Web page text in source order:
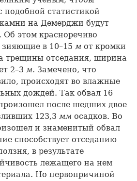
подобной статистикой
на Демерджи будут
Об этом красноречиво
зияющие в 10–15 м от кромки
трещины отседания, ширина
2–3 м. Замечено, что
происходят во влажные
дождей. Так обвал 16
после шедших двое
123,3 мм осадков. Во
и знаменитый обвал
способствует отседанию
в результате
лежащего на нем
Но первопричиной